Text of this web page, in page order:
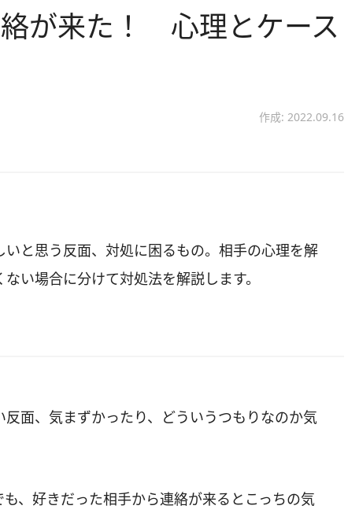
が来た！ 心理とケース
作成: 2022.09.16
と思う反面、対処に困るもの。相手の心理を解
い場合に分けて対処法を解説します。
面、気まずかったり、どういうつもりなのか気
、好きだった相手から連絡が来るとこっちの気